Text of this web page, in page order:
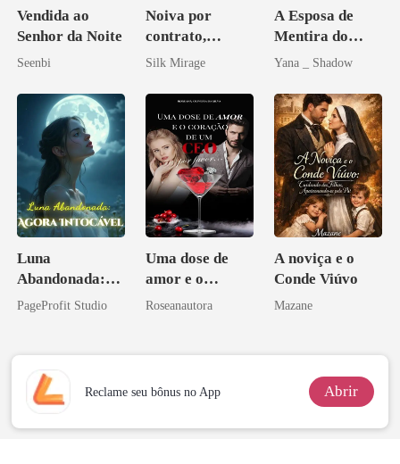
Vendida ao
Senhor da Noite
Seenbi
Noiva por
contrato,
obsessão eterna
Silk Mirage
A Esposa de
Mentira do
Sottocapo
Yana _ Shadow
Luna
Abandonada:
Agora Intocável
PageProfit Studio
Uma dose de
amor e o
coração de um
Roseanautora
A noviça e o
Conde Viúvo
Mazane
Reclame seu bônus no App Abrir